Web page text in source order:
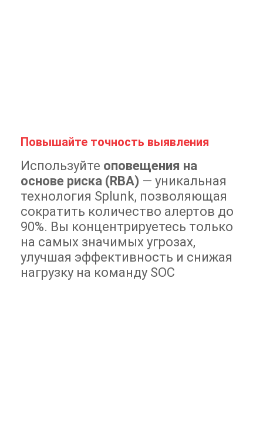
Повышайте точность выявления
Используйте оповещения на
основе риска (RBA) — уникальная
технология Splunk, позволяющая
сократить количество алертов до
90%. Вы концентрируетесь только
на самых значимых угрозах,
улучшая эффективность и снижая
нагрузку на команду SOC